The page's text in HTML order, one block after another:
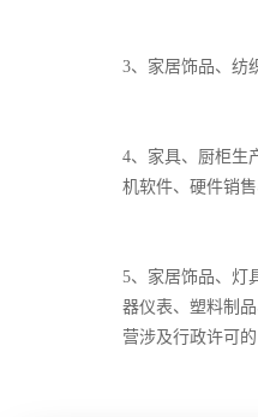
3、家居饰品、纺
4、家具、厨柜生
机软件、硬件销
5、家居饰品、灯
器仪表、塑料制
营涉及行政许可